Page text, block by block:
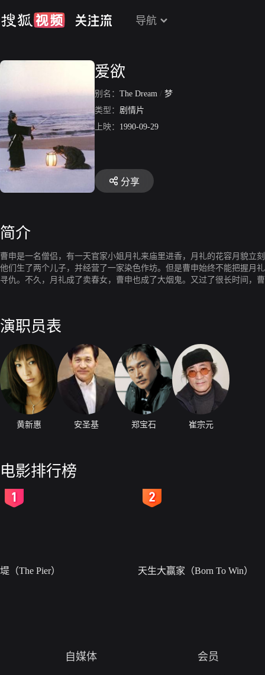
导航
爱欲
别名： The Dream / 梦
类型： 剧情片
上映： 1990-09-29
分享
简介
曹申是一名僧侣，有一天官家小姐月礼来庙里进香，月礼的花容月貌立
他们生了两个儿子，并经营了一家染色作坊。但是曹申始终不能把握月
寻仇。不久，月礼成了卖春女，曹申也成了大烟鬼。又过了很长时间，
演职员表
黄新惠 安圣基 郑宝石 崔宗元
电影排行榜
堤（The Pier） 天生大赢家（Born To Win）
自媒体 会员